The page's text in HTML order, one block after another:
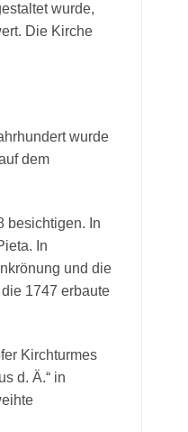
wurde,
Die Kirche
wurde
dem
besichtigen. In
In
und die
1747 erbaute
Kirchturmes
d. Ä.“ in